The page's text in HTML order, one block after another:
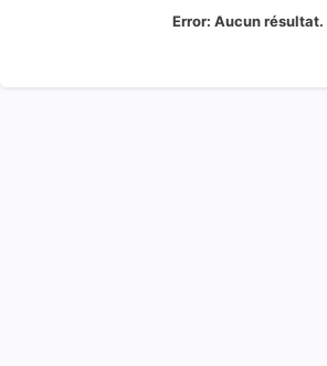
Error: Aucun résultat.